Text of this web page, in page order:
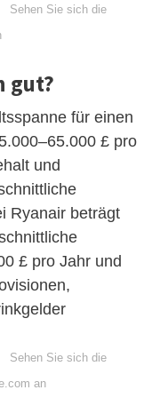
Sehen Sie sich die
gut?
für einen
£ pro
und
Ryanair beträgt
£ pro Jahr und
Sehen Sie sich die
an